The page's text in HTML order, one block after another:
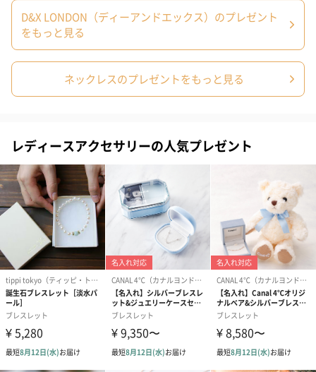
D&X LONDON（ディーアンドエックス）のプレゼント
をもっと見る
ネックレスのプレゼントをもっと見る
レディースアクセサリーの人気プレゼント